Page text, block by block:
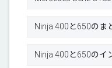
Ninja 400と650のま
Ninja 400と650のイ